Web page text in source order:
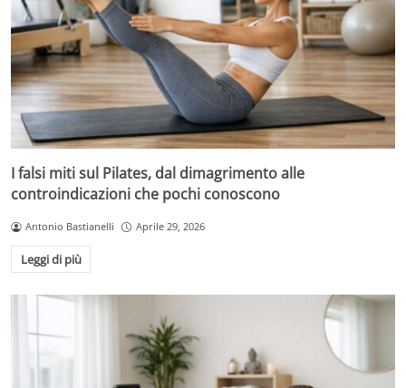
I falsi miti sul Pilates, dal dimagrimento alle
controindicazioni che pochi conoscono
Antonio Bastianelli Aprile 29, 2026
Leggi di più